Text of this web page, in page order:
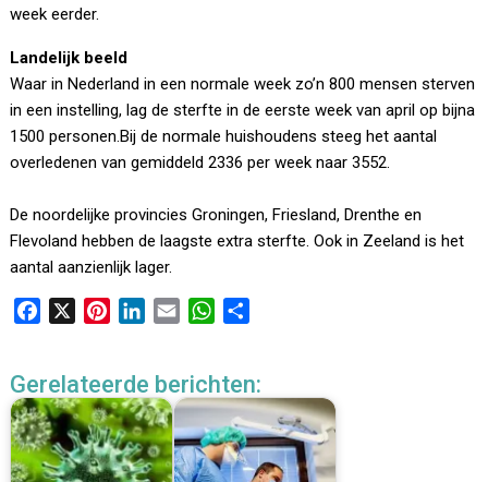
week eerder.
Landelijk beeld
Waar in Nederland in een normale week zo’n 800 mensen sterven
in een instelling, lag de sterfte in de eerste week van april op bijna
1500 personen.Bij de normale huishoudens steeg het aantal
overledenen van gemiddeld 2336 per week naar 3552.
De noordelijke provincies Groningen, Friesland, Drenthe en
Flevoland hebben de laagste extra sterfte. Ook in Zeeland is het
aantal aanzienlijk lager.
e
b
o
o
t
e
r
e
k
e
d
I
i
W
t
A
p
e
Gerelateerde berichten: